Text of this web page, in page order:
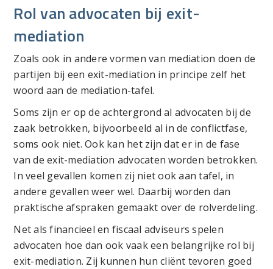
Rol van advocaten bij exit-
mediation
Zoals ook in andere vormen van mediation doen de
partijen bij een exit-mediation in principe zelf het
woord aan de mediation-tafel.
Soms zijn er op de achtergrond al advocaten bij de
zaak betrokken, bijvoorbeeld al in de conflictfase,
soms ook niet. Ook kan het zijn dat er in de fase
van de exit-mediation advocaten worden betrokken.
In veel gevallen komen zij niet ook aan tafel, in
andere gevallen weer wel. Daarbij worden dan
praktische afspraken gemaakt over de rolverdeling.
Net als financieel en fiscaal adviseurs spelen
advocaten hoe dan ook vaak een belangrijke rol bij
exit-mediation. Zij kunnen hun cliënt tevoren goed